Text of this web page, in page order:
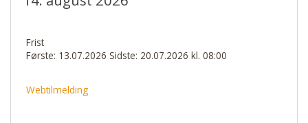
Frist
Første: 13.07.2026 Sidste: 20.07.2026 kl. 08:00
Webtilmelding